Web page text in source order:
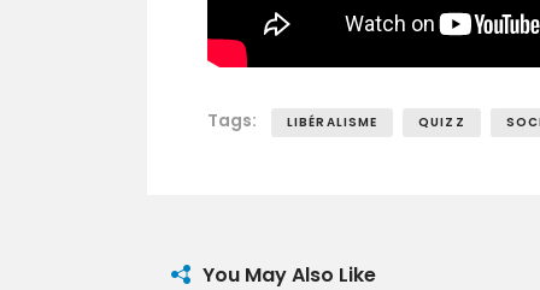
Tags: LIBÉRALISME QUIZZ
You May Also Like